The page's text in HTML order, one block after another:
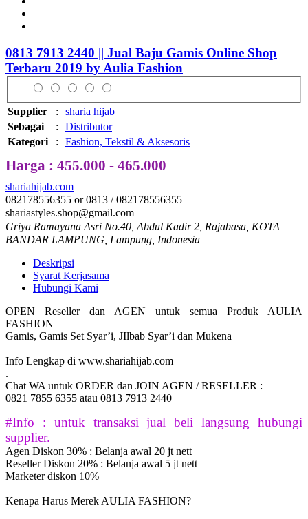
0813 7913 2440 || Jual Baju Gamis Online Shop
Terbaru 2019 by Aulia Fashion
Supplier :
sharia hijab
Sebagai
:
Distributor
Kategori
: Fashion, Tekstil & Aksesoris
Harga : 455.000 - 465.000
shariahijab.com
082178556355 or 0813 / 082178556355
shariastyles.shop@gmail.com
Griya Ramayana Asri No.40, Abdul Kadir 2, Rajabasa, KOTA
BANDAR LAMPUNG, Lampung, Indonesia
Deskripsi
Syarat Kerjasama
Hubungi Kami
OPEN Reseller dan AGEN untuk semua Produk AULIA
FASHION
Gamis, Gamis Set Syar’i, JIlbab Syar’i dan Mukena
Info Lengkap di www.shariahijab.com
.
Chat WA untuk ORDER dan JOIN AGEN / RESELLER :
0821 7855 6355 atau 0813 7913 2440
#Info : untuk transaksi jual beli langsung hubungi
supplier.
Agen Diskon 30% : Belanja awal 20 jt nett
Reseller Diskon 20% : Belanja awal 5 jt nett
Marketer diskon 10%
Kenapa Harus Merek AULIA FASHION?